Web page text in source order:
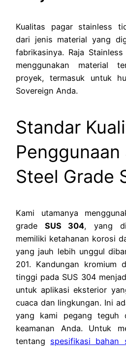
Kualitas pagar stainless
dari jenis material yang
fabrikasinya. Raja
menggunakan material
proyek, termasuk untuk
Sovereign Anda.
Standar
Steel Grade
Kami utamanya
grade SUS 304, yang
memiliki ketahanan korosi
yang jauh lebih unggul
201. Kandungan kromium
tinggi pada SUS 304
untuk aplikasi eksterior
cuaca dan lingkungan. Ini
yang kami pegang teguh
keamanan Anda. Untuk
tentang spesifikasi bahan